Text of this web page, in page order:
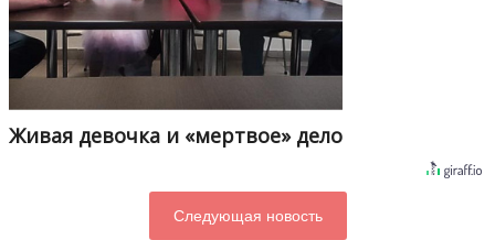
Живая девочка и «мертвое» дело
Следующая новость